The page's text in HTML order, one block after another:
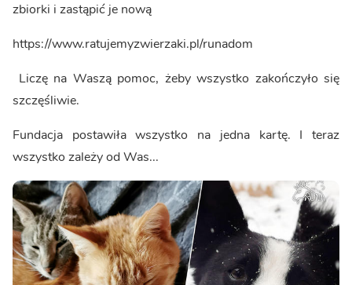
zbiorki i zastąpić je nową
https://www.ratujemyzwierzaki.pl/runadom
Liczę na Waszą pomoc, żeby wszystko zakończyło się
szczęśliwie.
Fundacja postawiła wszystko na jedna kartę. I teraz
wszystko zależy od Was...